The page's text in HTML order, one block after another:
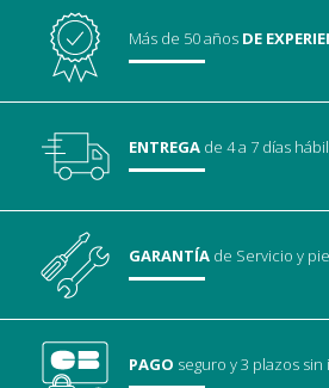
Más de 50 años DE
ENTREGA de 4 a 7 días
GARANTÍA de Servicioy
PAGO seguroy 3 plazos